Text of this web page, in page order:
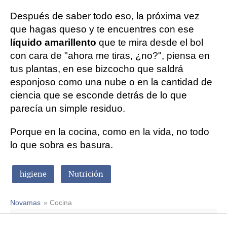
Después de saber todo eso, la próxima vez
que hagas queso y te encuentres con ese
líquido amarillento que te mira desde el bol
con cara de "ahora me tiras, ¿no?", piensa en
tus plantas, en ese bizcocho que saldrá
esponjoso como una nube o en la cantidad de
ciencia que se esconde detrás de lo que
parecía un simple residuo.
Porque en la cocina, como en la vida, no todo
lo que sobra es basura.
higiene Nutrición
Novamas » Cocina